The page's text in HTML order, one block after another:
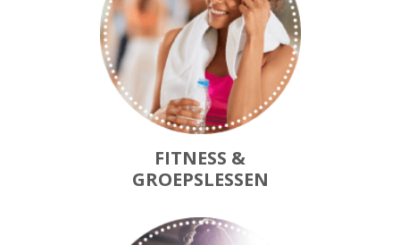
FITNESS &
GROEPSLESSEN